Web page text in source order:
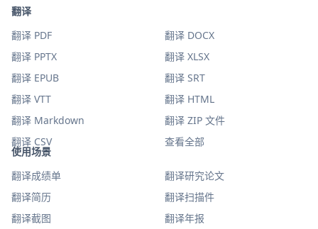
使用场景
翻译成绩单
翻译研究论文
翻译简历
翻译扫描件
翻译截图
翻译年报
翻译
翻译 PDF
翻译 DOCX
翻译 PPTX
翻译 XLSX
翻译 EPUB
翻译 SRT
翻译 VTT
翻译 HTML
翻译 Markdown
翻译 ZIP 文件
翻译 CSV
查看全部